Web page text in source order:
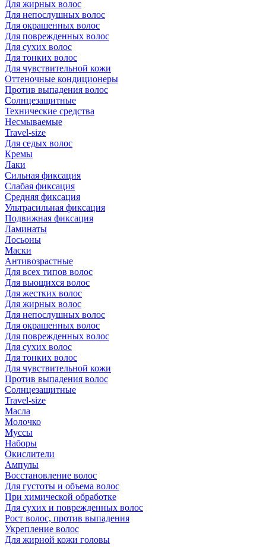
Для жирных волос
Для непослушных волос
Для окрашенных волос
Для поврежденных волос
Для сухих волос
Для тонких волос
Для чувствительной кожи
Оттеночные кондиционеры
Против выпадения волос
Солнцезащитные
Технические средства
Несмываемые
Travel-size
Для седых волос
Кремы
Лаки
Сильная фиксация
Слабая фиксация
Средняя фиксация
Ультрасильная фиксация
Подвижная фиксация
Ламинаты
Лосьоны
Маски
Антивозрастные
Для всех типов волос
Для вьющихся волос
Для жестких волос
Для жирных волос
Для непослушных волос
Для окрашенных волос
Для поврежденных волос
Для сухих волос
Для тонких волос
Для чувствительной кожи
Против выпадения волос
Солнцезащитные
Travel-size
Масла
Молочко
Муссы
Наборы
Окислители
Ампулы
Восстановление волос
Для густоты и объема волос
При химической обработке
Для сухих и поврежденных волос
Рост волос, против выпадения
Укрепление волос
Для жирной кожи головы